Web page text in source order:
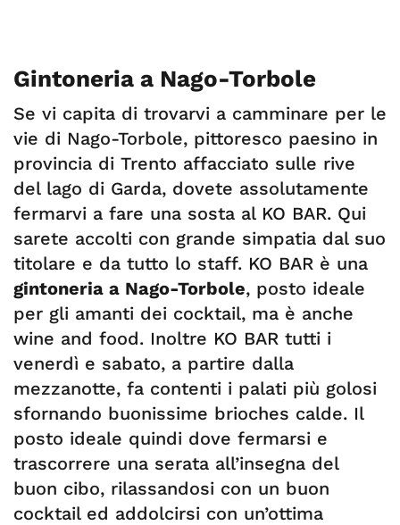
Gintoneria a Nago-Torbole
Se vi capita di trovarvi a camminare per le
vie di Nago-Torbole, pittoresco paesino in
provincia di Trento affacciato sulle rive
del lago di Garda, dovete assolutamente
fermarvi a fare una sosta al KO BAR. Qui
sarete accolti con grande simpatia dal suo
titolare e da tutto lo staff. KO BAR è una
gintoneria a Nago-Torbole, posto ideale
per gli amanti dei cocktail, ma è anche
wine and food. Inoltre KO BAR tutti i
venerdì e sabato, a partire dalla
mezzanotte, fa contenti i palati più golosi
sfornando buonissime brioches calde. Il
posto ideale quindi dove fermarsi e
trascorrere una serata all’insegna del
buon cibo, rilassandosi con un buon
cocktail ed addolcirsi con un’ottima